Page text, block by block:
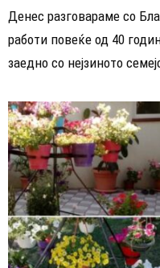
Денес разговараме со
работи повеќе од 40
заедно со нејзиното